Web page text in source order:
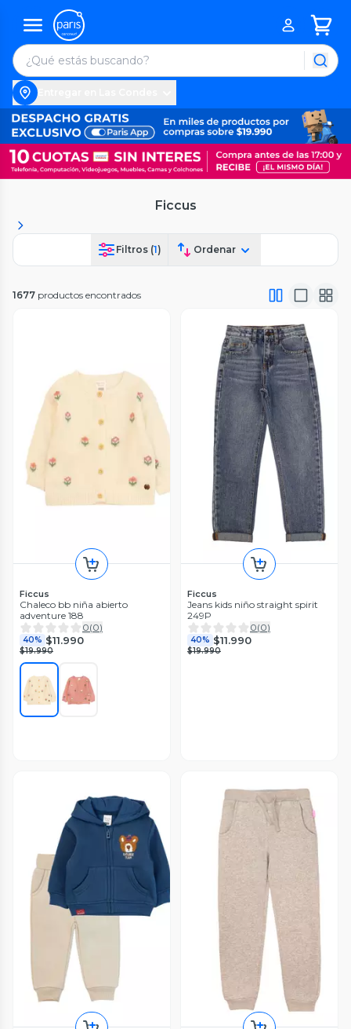
Ficcus
Filtros (1) Ordenar
1677 productos encontrados
Ficcus
Chaleco bb niña abierto
adventure 188
0(0)
40% $11.990
$19.990
Ficcus
Jeans kids niño straight spirit
249P
0(0)
40% $11.990
$19.990